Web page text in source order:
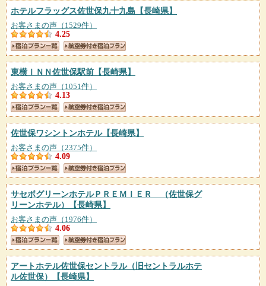
ホテルフラッグス佐世保九十九島 【長崎県】
お客さまの声（1529件）
4.25
東横ＩＮＮ佐世保駅前 【長崎県】
お客さまの声（1051件）
4.13
佐世保ワシントンホテル【長崎県】
お客さまの声（2375件）
4.09
サセボグリーンホテルＰＲＥＭＩＥＲ （佐世保グ
リーンホテル）
【長崎県】
お客さまの声（1976件）
4.06
アートホテル佐世保セントラル（旧セントラルホテ
ル佐世保）
【長崎県】